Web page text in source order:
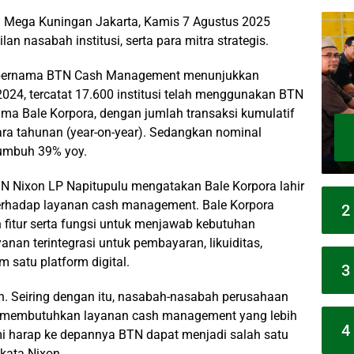
Kuningan Jakarta, Kamis 7 Agustus 2025
nasabah institusi, serta para mitra strategis.
BTN Cash Management menunjukkan
tercatat 17.600 institusi telah menggunakan BTN
Bale Korpora, dengan jumlah transaksi kumulatif
tahunan (year-on-year). Sedangkan nominal
39% yoy.
Nixon LP Napitupulu mengatakan Bale Korpora lahir
layanan cash management. Bale Korpora
serta fungsi untuk menjawab kebutuhan
terintegrasi untuk pembayaran, likuiditas,
satu platform digital.
Seiring dengan itu, nasabah-nasabah perusahaan
layanan cash management yang lebih
harap ke depannya BTN dapat menjadi salah satu
2
3
4